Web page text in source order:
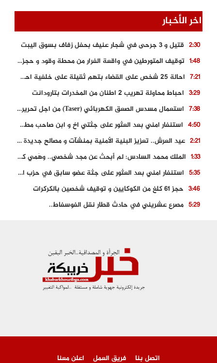
اخر الأخبار
2:30 قتيل و 3 جرحى في شجار عنيف بحفل زفاف بسوق اليبت
1:48
توقيف المتورطين في واقعة الفرار من محطة وقود و حجز السيارة
7:21
احالة 25 شخص على القضاء بتهم ثقيلة على خلفية احداث المناطق الشمالية
3:29 احباط محاولة تهريب 2 اطنان من المخدرات بتارودانت
7:38
استعمال مسدس الصعق الكهربائي (Taser) من اجل تحرير شابة محتجزة
4:50
استنفار امني بعد العثور على جثتي اخ و ابن صاحب مطعم اسماك مشهور بطنجة
2:21
عيد العرش.. تعزيز البنية الأمنية بمنشآت و مصالح جديدة بكل من الحسيمة – فاس و الناظور
1:33
الملك محمد السادس: لم أبحث عن مجد شخصي.. وهَمي كرامة المغاربة
5:35
استنفار امني بعد العثور على جثة عضو سابق في حزب المصباح بالقنيطرة..
3:46 حجز 61 كلغ من الكوكايين و توقيف شخصين بالكركرات
5:29 مصرع عشريني في حادث قطار نقل الفوسفاط..
اتصل بنا فريق العمل اعلن معنا